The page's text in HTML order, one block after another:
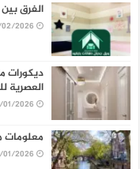
الفرق
02/2026
العصرية
01/2026
معلومات
01/2026